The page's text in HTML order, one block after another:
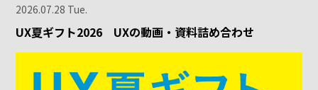
2026.07.28 Tue.
UX夏ギフト2026 UXの動画・資料詰め合わせ